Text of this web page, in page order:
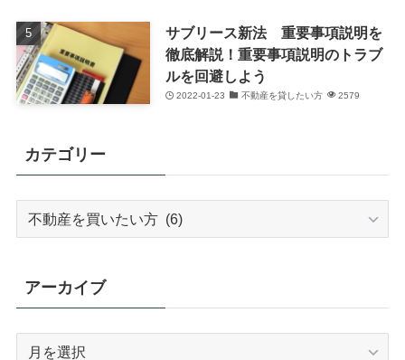
サブリース新法 重要事項説明を
徹底解説！重要事項説明のトラブ
ルを回避しよう
2022-01-23 不動産を貸したい方 2579
カテゴリー
カ
リ
ー
アーカイブ